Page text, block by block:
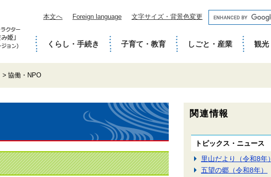
本文へ Foreign language 文字サイズ・背景色変更
ー
ワ
ド
で
が
くらし・手続き 子育て・教育 しごと・産業 観光
協働・NPO
関連情報
トピックス・ニュース
里山だより（令和8年）
五望の郷（令和8年）